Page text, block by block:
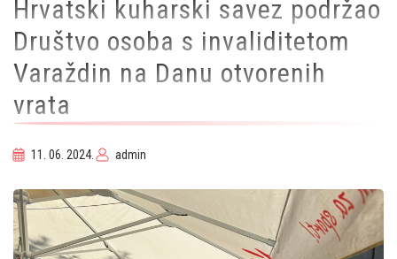
Hrvatski kuharski savez podržao
Društvo osoba s invaliditetom
Varaždin na Danu otvorenih
vrata
11. 06. 2024. admin